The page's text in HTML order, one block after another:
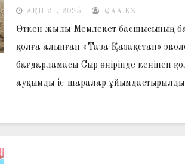
БАҒДАРЛАМАСЫ
АҚП 27, 2025 QAA.KZ
Өткен жылы Мемлекет басшысының
қолға алынған «Таза Қазақстан»
бағдарламасы Сыр өңірінде кеңінен
ауқымды іс-шаралар